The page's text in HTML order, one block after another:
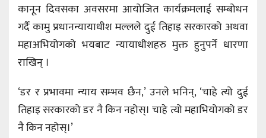
कानून दिवसका अवसरमा आयोजित कार्यक्रमलाई सम्बोधन
गर्दै कामु प्रधानन्यायाधीश मल्लले दुई तिहाइ सरकारको अथवा
महाअभियोगको भयबाट न्यायाधीशहरु मुक्त हुनुपर्ने धारणा
राखिन् ।
‘डर र प्रभावमा न्याय सम्भव छैन,’ उनले भनिन्, ‘चाहे त्यो दुई
तिहाइ सरकारको डर नै किन नहोस्। चाहे त्यो महाभियोगको डर
नै किन नहोस्।’